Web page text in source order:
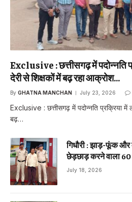
Exclusive : छत्तीसगढ़ में पदोन्नति
देरी से शिक्षकों में बढ़ रहा आक्रोश…
By GHATNA MANCHAN July 23, 2026
Exclusive : छत्तीसगढ़ में पदोन्नति प्रक्रिया में
बढ़…
गिधौरी : झाड़-फूंक और
छेड़छाड़ करने वाला 60
July 18, 2026